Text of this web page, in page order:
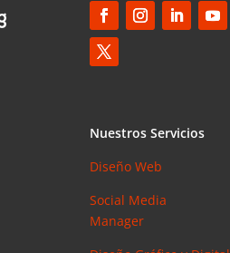
Nuestros Servicios
Diseño Web
Social Media
Manager